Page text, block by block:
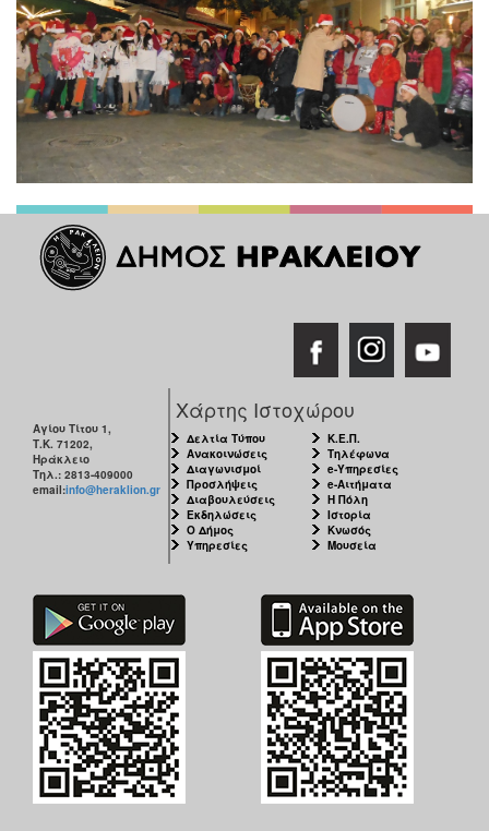
Αγίου Τίτου 1,
Τ.Κ. 71202,
Ηράκλειο
Τηλ.: 2813-409000
email:info@heraklion.gr
Χάρτης Ιστοχώρου
Δελτία Τύπου
Ανακοινώσεις
Διαγωνισμοί
Προσλήψεις
Διαβουλεύσεις
Εκδηλώσεις
Ο Δήμος
Υπηρεσίες
Κ.Ε.Π.
Τηλέφωνα
e-Υπηρεσίες
e-Αιτήματα
Η Πόλη
Ιστορία
Κνωσός
Μουσεία